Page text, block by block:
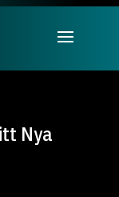
Nya